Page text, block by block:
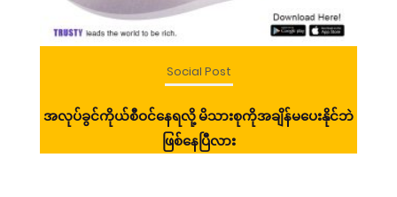
Social Post
အလုပ်ခွင်ကိုယ်စီဝင်နေရလို့ မိသားစုကိုအချိန်မပေးနိုင်ဘဲ
ဖြစ်နေပြီလား